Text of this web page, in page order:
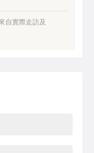
自實際走訪及